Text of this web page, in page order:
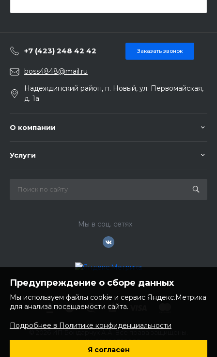
+7 (423) 248 42 42 Заказать звонок
boss4848@mail.ru
Надеждинский район, п. Новый, ул. Первомайская,
д. 1а
О компании
Услуги
Мы в соц. сетях
ИНН: 252100758085
ОГРНИП: 304250236200270
Предупреждение о сборе данных
Мы используем файлы cookie и сервис Яндекс.Метрика
для анализа посещаемости сайта.
Подробнее в Политике конфиденциальности
Я согласен